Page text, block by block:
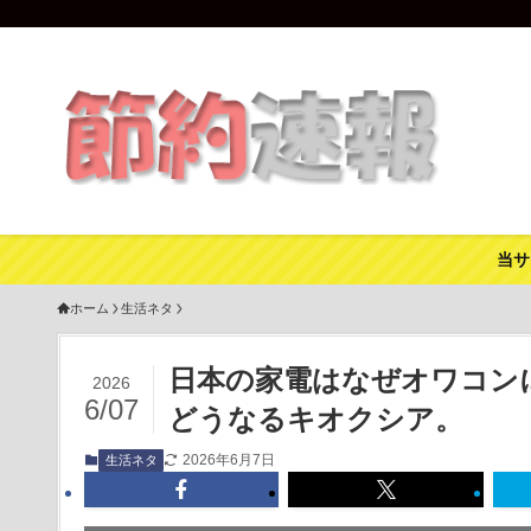
当
ホーム 生活ネタ
日本の家電はなぜオワコ
どうなるキオクシア。
2026
6/07
生活ネタ 2026年6月7日